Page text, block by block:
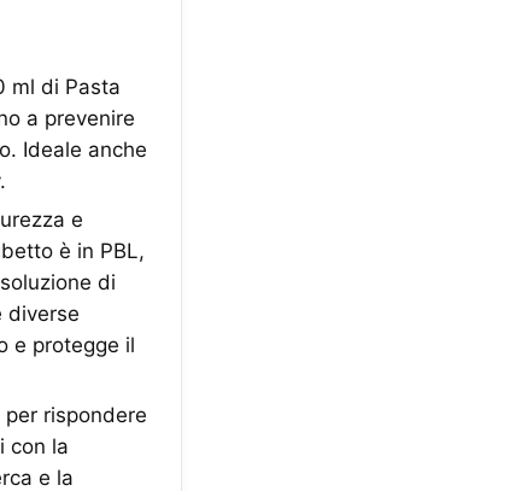
ml di Pasta
a prevenire
Ideale anche
e
è in PBL,
di
diverse
e protegge il
rispondere
con la
e la